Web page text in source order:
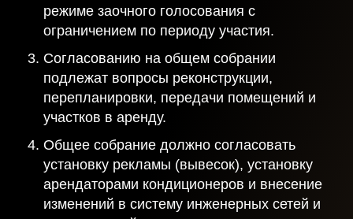
режиме заочного голосования с
ограничением по периоду участия.
Согласованию на общем собрании
подлежат вопросы реконструкции,
перепланировки, передачи помещений и
участков в аренду.
Общее собрание должно согласовать
установку рекламы (вывесок), установку
арендаторами кондиционеров и внесение
изменений в систему инженерных сетей и